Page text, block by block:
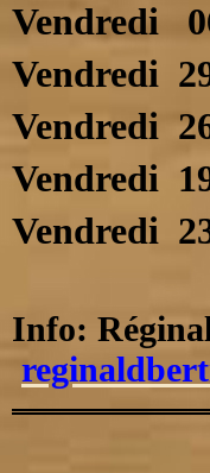
Vendredi
Vendredi
Vendredi
Vendredi
Vendredi
Info: